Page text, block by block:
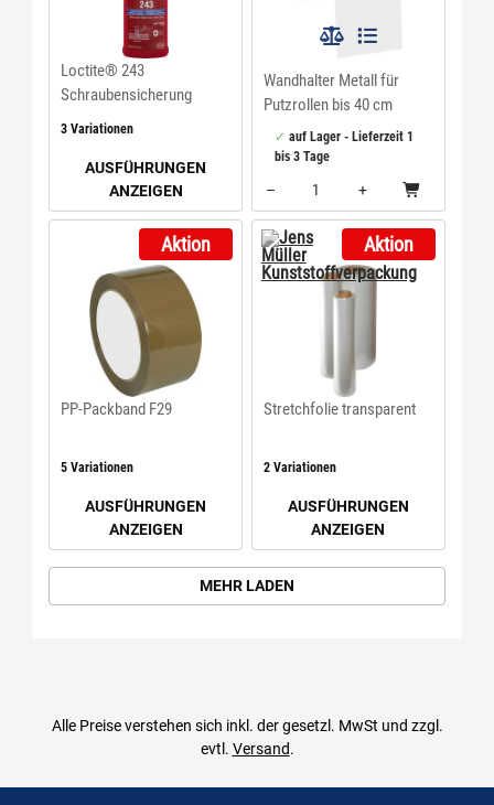
3 Variationen
AUSFÜHRUNGEN
ANZEIGEN
Loctite® 243
Schraubensicherung
mittelfest
Wandhalter Metall für
Putzrollen bis 40 cm
auf Lager - Lieferzeit 1
bis 3 Tage
–
+
Menge: 1
5 Variationen
AUSFÜHRUNGEN
ANZEIGEN
Aktion
PP-Packband F29
2 Variationen
AUSFÜHRUNGEN
ANZEIGEN
Aktion
Stretchfolie transparent
MEHR LADEN
Alle Preise verstehen sich inkl. der gesetzl. MwSt und zzgl.
evtl. Versand.